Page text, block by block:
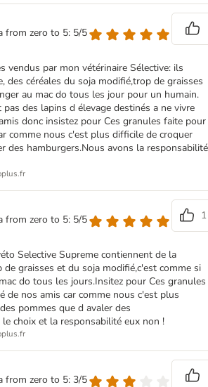
from zero to 5: 5/5
vendus par mon vétérinaire Sélective: ils
des céréales du soja modifié,trop de graisses
au mac do tous les jour pour un humain.
des lapins d élevage destinés a ne vivre
donc insistez pour Ces granules faite pour
comme nous c'est plus difficile de croquer
des hamburgers.Nous avons la responsabilité
from zero to 5: 5/5
1
Selective Supreme contiennent de la
de graisses et du soja modifié,c'est comme si
do tous les jours.Insitez pour Ces granules
de nos amis car comme nous c'est plus
pommes que d avaler des
choix et la responsabilité eux non !
from zero to 5: 3/5